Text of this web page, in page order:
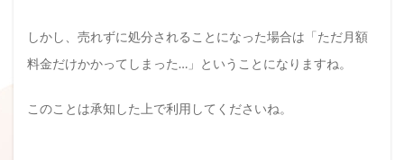
しかし、売れずに処分されることになった場合は「ただ月額
料金だけかかってしまった…」ということになりますね。
このことは承知した上で利用してくださいね。